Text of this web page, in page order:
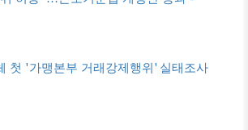
첫 '가맹본부 거래강제행위 ' 실태조사